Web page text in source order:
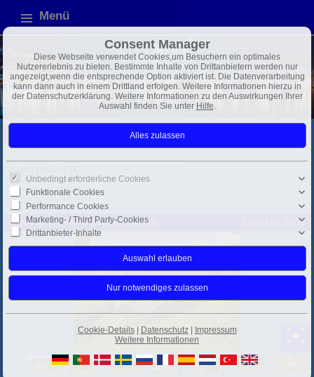
Menü
Exposé
Nächstes Objekt
Vorheriges Objekt
Zurück zur Übersicht
Spentrup: Enghaven 12 8981 Spentrup Objekt-Nr.: 6131
Consent Manager
Diese Webseite verwendet Cookies,um Besuchern ein optimales
Nutzererlebnis zu bieten. Bestimmte Inhalte von Drittanbietern werden nur
angezeigt,wenn die entsprechende Option aktiviert ist. Die Datenverarbeitung
kann dann auch in einem Drittland erfolgen. Weitere Informationen hierzu in
der Datenschutzerklärung. Weitere Informationen zu den Auswirkungen Ihrer
Auswahl finden Sie unter Hilfe.
Unbedingt erforderliche Cookies
Funktionale Cookies
Performance Cookies
Marketing- / Third Party-Cookies
Drittanbieter-Inhalte
Cookie-Details| Datenschutz|
Impressum
Weitere Informationen